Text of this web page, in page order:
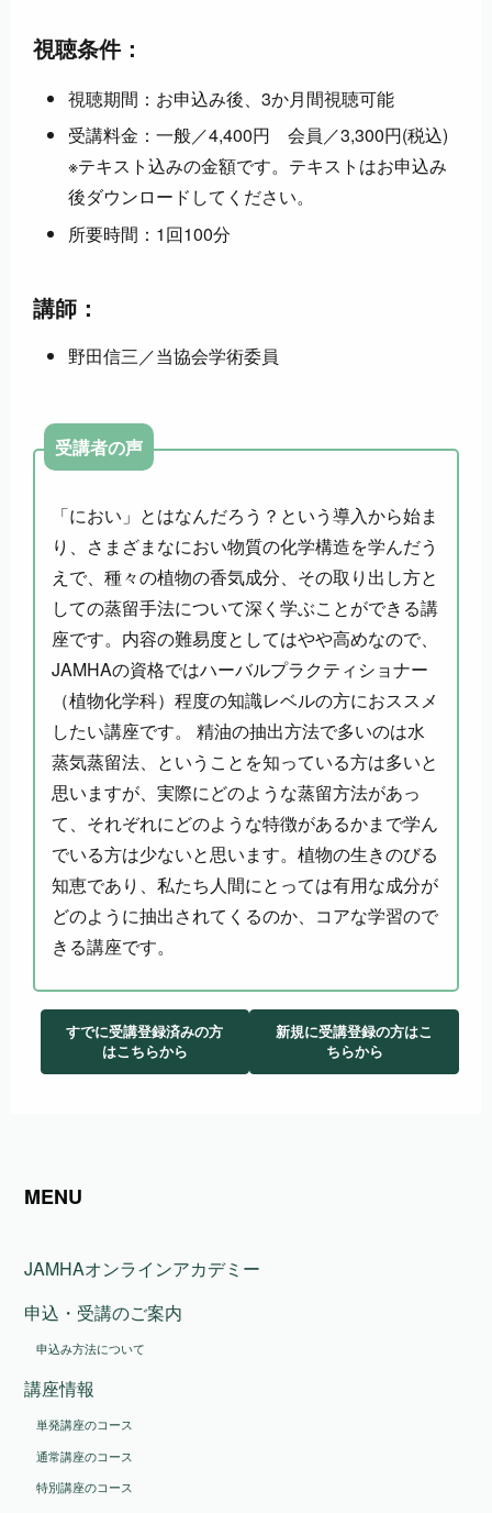
視聴条件：
視聴期間：お申込み後、3か月間視聴可能
受講料金：一般／4,400円 会員／3,300円(税込)
※テキスト込みの金額です。テキストはお申込み
後ダウンロードしてください。
所要時間：1回100分
講師：
野田信三／当協会学術委員
受講者の声
「におい」とはなんだろう？という導入から始ま
り、さまざまなにおい物質の化学構造を学んだう
えで、種々の植物の香気成分、その取り出し方と
しての蒸留手法について深く学ぶことができる講
座です。内容の難易度としてはやや高めなので、
JAMHAの資格ではハーバルプラクティショナー
（植物化学科）程度の知識レベルの方におススメ
したい講座です。 精油の抽出方法で多いのは水
蒸気蒸留法、ということを知っている方は多いと
思いますが、実際にどのような蒸留方法があっ
て、それぞれにどのような特徴があるかまで学ん
でいる方は少ないと思います。植物の生きのびる
知恵であり、私たち人間にとっては有用な成分が
どのように抽出されてくるのか、コアな学習ので
きる講座です。
すでに受講登録済みの方
はこちらから
新規に受講登録の方はこ
ちらから
MENU
JAMHAオンラインアカデミー
申込・受講のご案内
申込み方法について
講座情報
単発講座のコース
通常講座のコース
特別講座のコース